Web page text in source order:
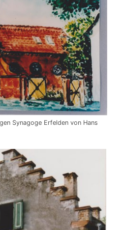
Synagoge Erfelden von Hans